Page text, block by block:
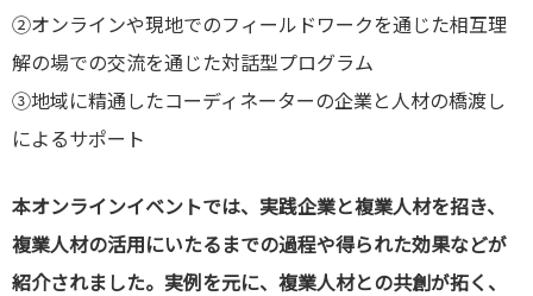
②オンラインや現地でのフィールドワークを通じた相互理
解の場での交流を通じた対話型プログラム
③地域に精通したコーディネーターの企業と人材の橋渡し
によるサポート
本オンラインイベントでは、実践企業と複業人材を招き、
複業人材の活用にいたるまでの過程や得られた効果などが
紹介されました。実例を元に、複業人材との共創が拓く、